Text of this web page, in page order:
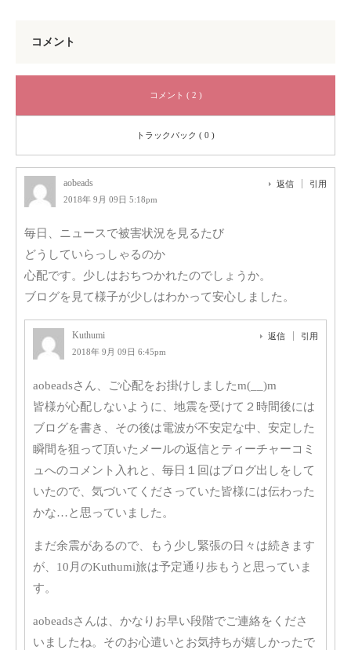
コメント
コメント ( 2 )
トラックバック ( 0 )
aobeads
2018年 9月 09日 5:18pm
返信 引用
毎日、ニュースで被害状況を見るたび
どうしていらっしゃるのか
心配です。少しはおちつかれたのでしょうか。
ブログを見て様子が少しはわかって安心しました。
Kuthumi
2018年 9月 09日 6:45pm
返信 引用
aobeadsさん、ご心配をお掛けしましたm(__)m
皆様が心配しないように、地震を受けて２時間後には
ブログを書き、その後は電波が不安定な中、安定した
瞬間を狙って頂いたメールの返信とティーチャーコミ
ュへのコメント入れと、毎日１回はブログ出しをして
いたので、気づいてくださっていた皆様には伝わった
かな…と思っていました。
まだ余震があるので、もう少し緊張の日々は続きます
が、10月のKuthumi旅は予定通り歩もうと思っていま
す。
aobeadsさんは、かなりお早い段階でご連絡をくださ
いましたね。そのお心遣いとお気持ちが嬉しかったで